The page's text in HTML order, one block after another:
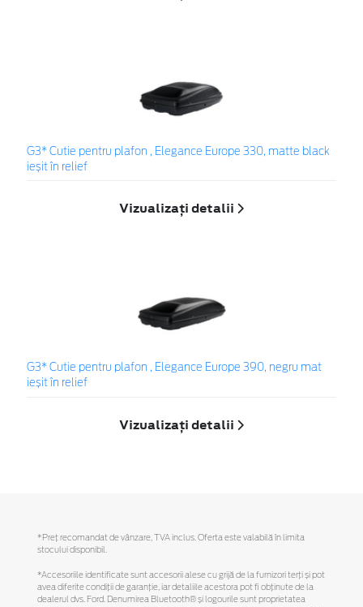
G3* Cutie pentru plafon , Elegance Europe 330, matte black
ieșit în relief
Vizualizați detalii
G3* Cutie pentru plafon , Elegance Europe 390, negru mat
ieșit în relief
Vizualizați detalii
*Preţ recomandat de vânzare, TVA inclus. Oferta este valabilă în limita
stocului disponibil.
*Accesoriile identificate sunt accesorii alese cu grijă de la furnizori terți și pot
avea diferite condiții de garanție, iar detaliile acestora pot fi obținute de la
dealerul dvs. Ford. Denumirea Bluetooth® și logourile sunt proprietatea